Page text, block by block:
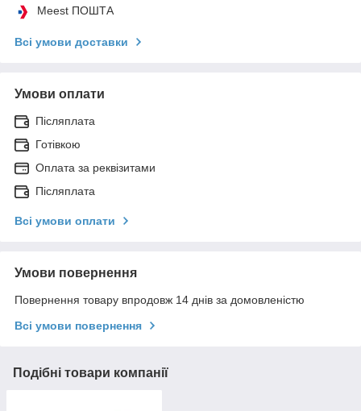
Meest ПОШТА
Всі умови доставки
Умови оплати
Післяплата
Готівкою
Оплата за реквізитами
Післяплата
Всі умови оплати
Умови повернення
Повернення товару впродовж 14 днів за домовленістю
Всі умови повернення
Подібні товари компанії